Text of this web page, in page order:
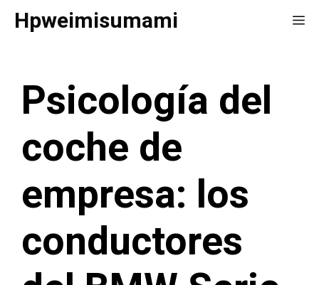
SaltarHpweimisumami
Psicología del
coche de
empresa: los
conductores